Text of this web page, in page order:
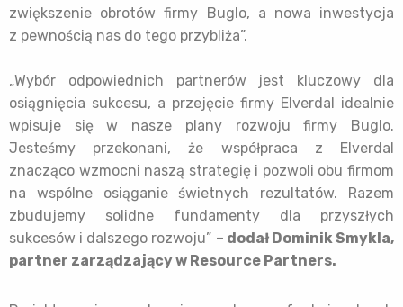
zwiększenie obrotów firmy Buglo, a nowa inwestycja
z pewnością nas do tego przybliża”.
„Wybór odpowiednich partnerów jest kluczowy dla
osiągnięcia sukcesu, a przejęcie firmy Elverdal idealnie
wpisuje się w nasze plany rozwoju firmy Buglo.
Jesteśmy przekonani, że współpraca z Elverdal
znacząco wzmocni naszą strategię i pozwoli obu firmom
na wspólne osiąganie świetnych rezultatów. Razem
zbudujemy solidne fundamenty dla przyszłych
sukcesów i dalszego rozwoju” – dodał Dominik Smykla,
partner zarządzający w Resource Partners.